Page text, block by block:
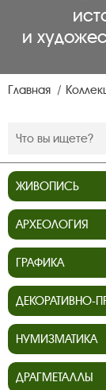
и
Главная
ЖИВОПИСЬ
АРХЕОЛОГИЯ
ГРАФИКА
ДЕКОРАТИВНО-
НУМИЗМАТИКА
ДРАГМЕТАЛЛЫ